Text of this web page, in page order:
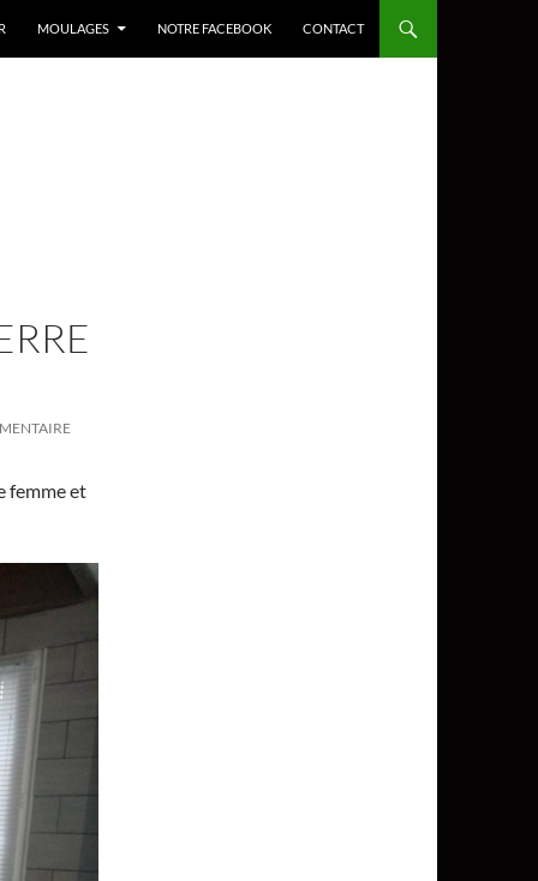
MOULAGES NOTRE FACEBOOK CONTACT
femme et